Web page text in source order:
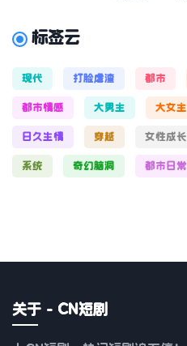
标签云
现代 打脸虐渣 都市
都市情感 大男主 大女主
日久生情 穿越 女性成长
系统 奇幻脑洞 都市日常
关于 - CN短剧